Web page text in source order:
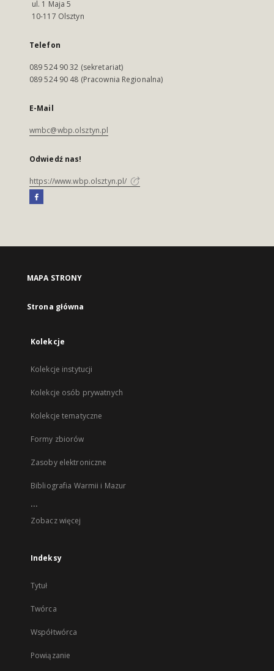
ul. 1 Maja 5
10-117 Olsztyn
Telefon
089 524 90 32 (sekretariat)
089 524 90 48 (Pracownia Regionalna)
E-Mail
wmbc@wbp.olsztyn.pl
Odwiedź nas!
https://www.wbp.olsztyn.pl/
MAPA STRONY
Strona główna
Kolekcje
Kolekcje instytucji
Kolekcje osób prywatnych
Kolekcje tematyczne
Formy zbiorów
Zasoby elektroniczne
Bibliografia Warmii i Mazur
...
Zobacz więcej
Indeksy
Tytuł
Twórca
Współtwórca
Powiązanie